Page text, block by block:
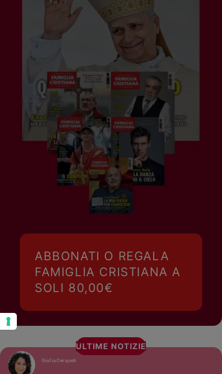
ABBONATI O REGALA
FAMIGLIA CRISTIANA A
SOLI 80,00€
ULTIME NOTIZIE
Giulia Cerqueti